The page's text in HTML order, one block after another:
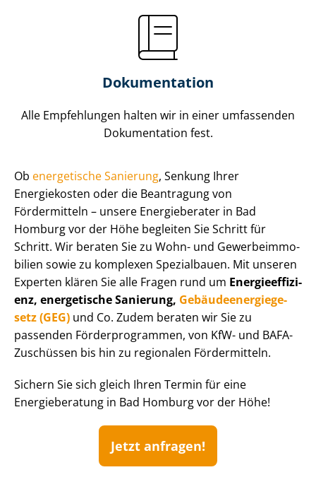
Dokumentation
Alle Empfehlungen halten wir in einer umfassenden
Dokumentation fest.
Ob energetische Sanierung, Senkung Ihrer
Energiekosten oder die Beantragung von
Fördermitteln – unsere Energieberater in Bad
Homburg vor der Höhe begleiten Sie Schritt für
Schritt. Wir beraten Sie zu Wohn- und Ge­wer­be­im­mo­
bi­li­en sowie zu komplexen Spezialbauen. Mit unseren
Experten klären Sie alle Fragen rund um En­er­gie­ef­fi­zi­
enz, energetische Sanierung, Ge­bäu­de­en­er­gie­ge­
setz (GEG) und Co. Zudem beraten wir Sie zu
passenden För­der­pro­gram­men, von KfW- und BAFA-
Zuschüssen bis hin zu regionalen Fördermitteln.
Sichern Sie sich gleich Ihren Termin für eine
Energieberatung in Bad Homburg vor der Höhe!
Jetzt anfragen!